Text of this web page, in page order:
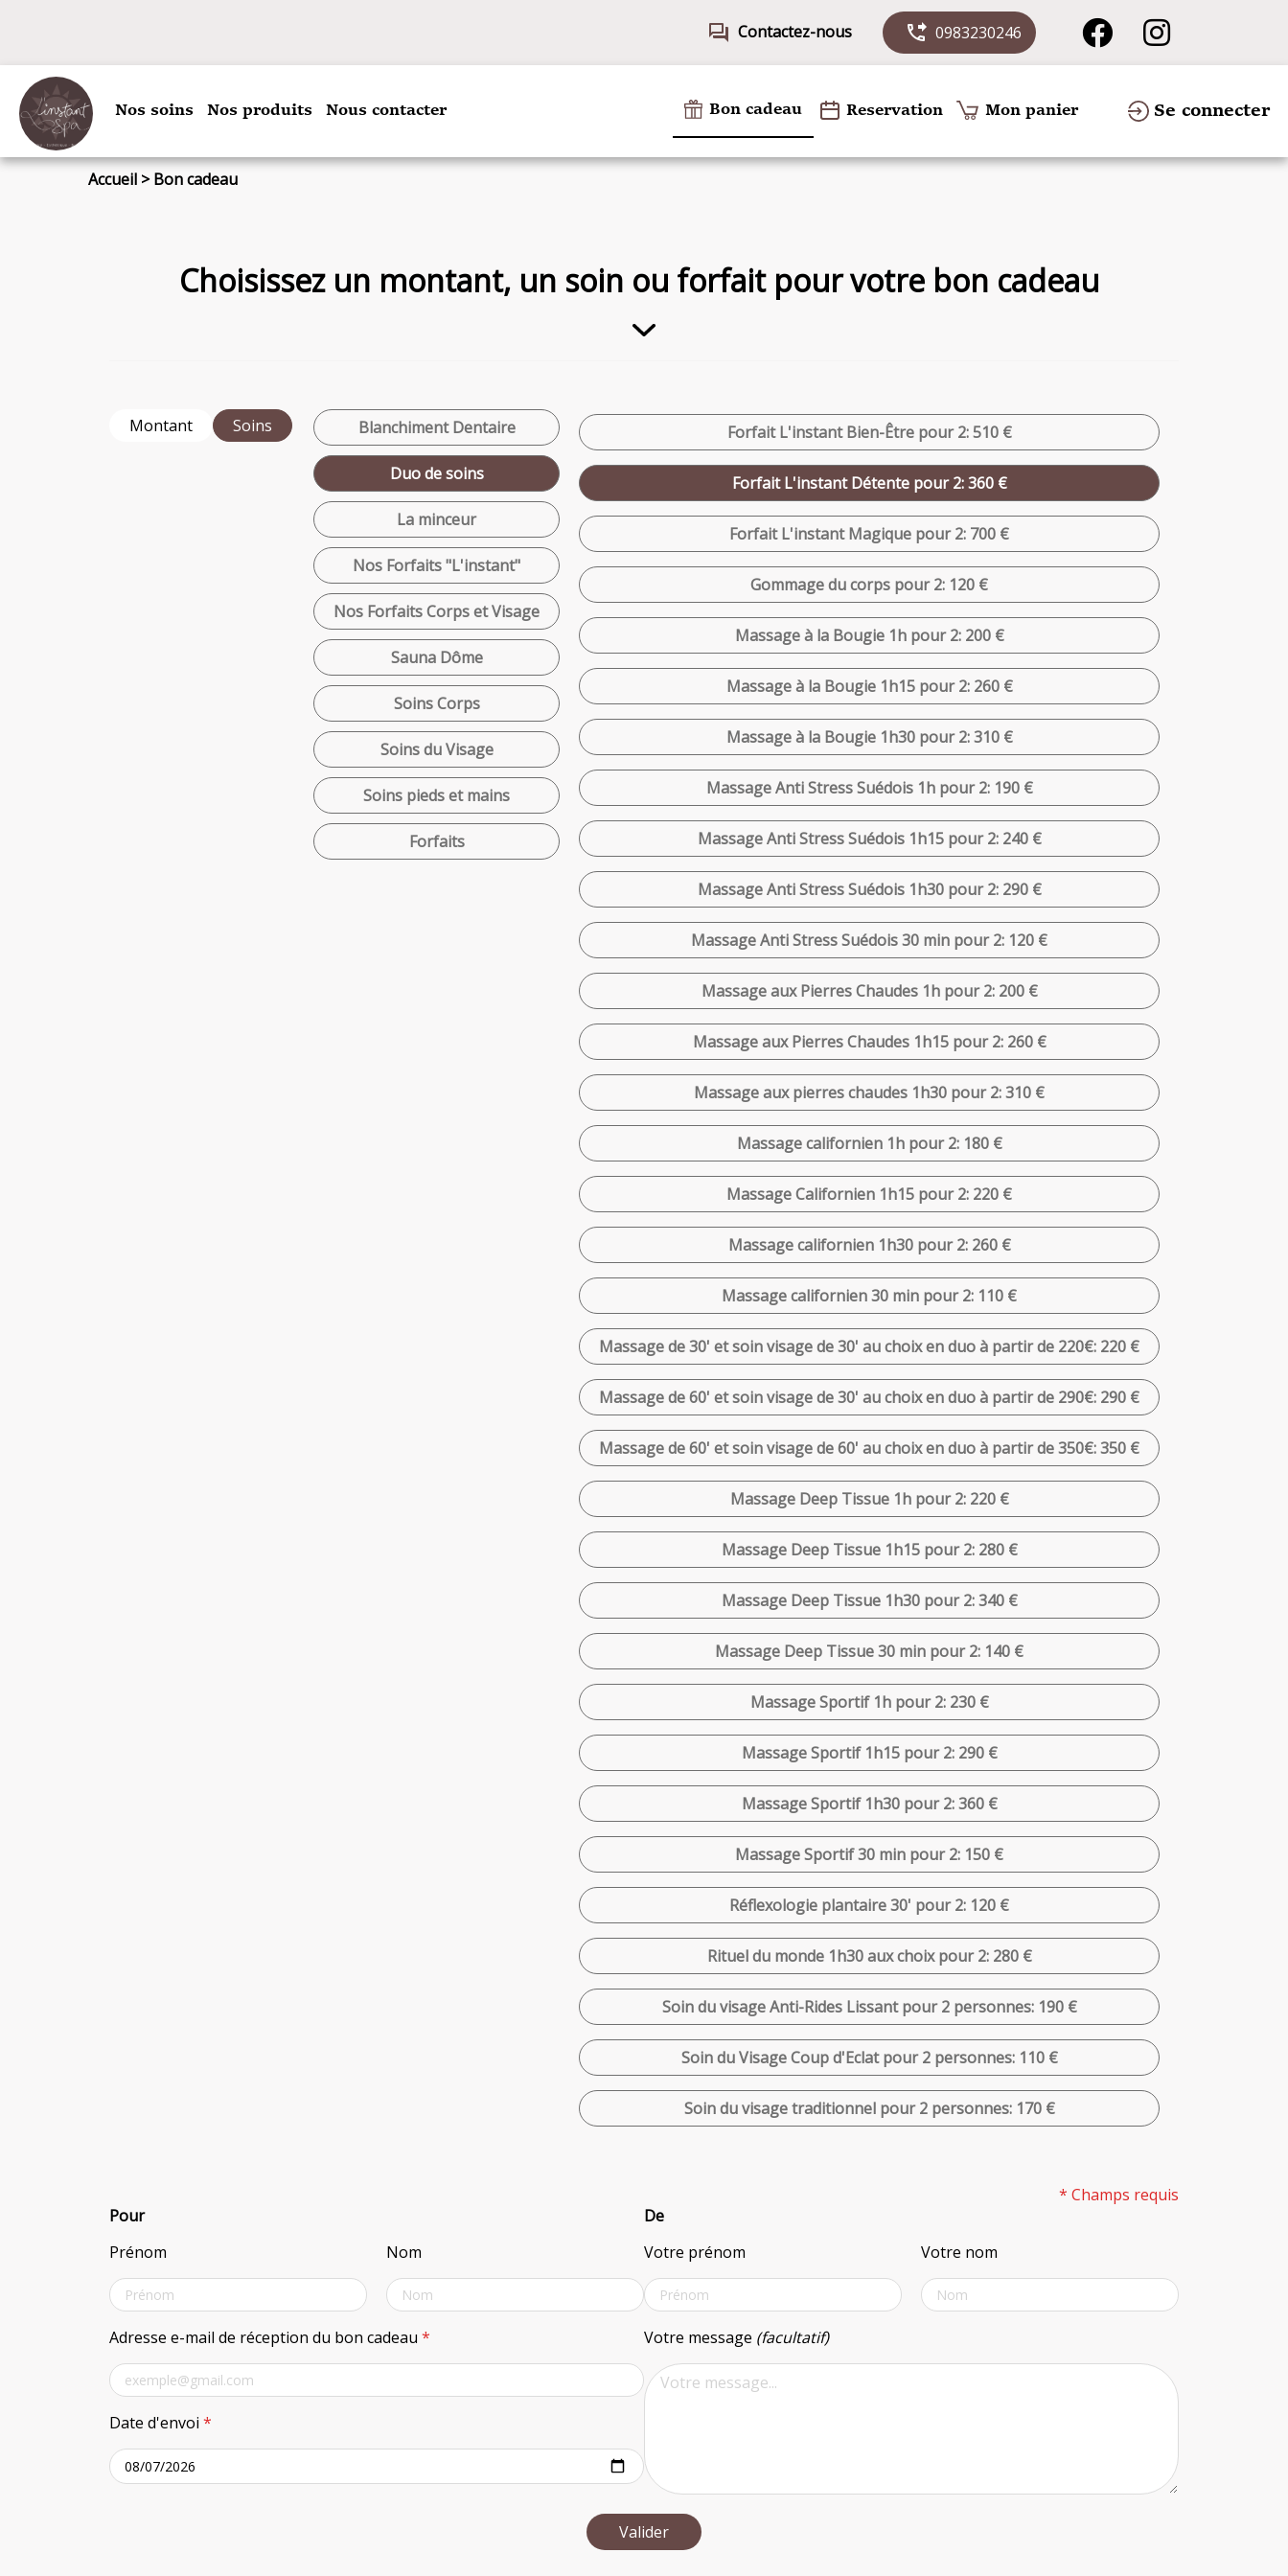
forum Contactez-nous phone_forwarded 0983230246
Nos soins Nos produits Nous contacter Bon cadeau Reservation Mon panier Se connecter
Accueil>Bon cadeau
Choisissez un montant, un soin ou forfait pour votre bon cadeau
Montant Soins Blanchiment Dentaire
Duo de soins
La minceur
Nos Forfaits "L'instant"
Nos Forfaits Corps et Visage
Sauna Dôme
Soins Corps
Soins du Visage
Soins pieds et mains
Forfaits
Forfait L'instant Bien-Être pour 2: 510 €
Forfait L'instant Détente pour 2: 360 €
Forfait L'instant Magique pour 2: 700 €
Gommage du corps pour 2: 120 €
Massage à la Bougie 1h pour 2: 200 €
Massage à la Bougie 1h15 pour 2: 260 €
Massage à la Bougie 1h30 pour 2: 310 €
Massage Anti Stress Suédois 1h pour 2: 190 €
Massage Anti Stress Suédois 1h15 pour 2: 240 €
Massage Anti Stress Suédois 1h30 pour 2: 290 €
Massage Anti Stress Suédois 30 min pour 2: 120 €
Massage aux Pierres Chaudes 1h pour 2: 200 €
Massage aux Pierres Chaudes 1h15 pour 2: 260 €
Massage aux pierres chaudes 1h30 pour 2: 310 €
Massage californien 1h pour 2: 180 €
Massage Californien 1h15 pour 2: 220 €
Massage californien 1h30 pour 2: 260 €
Massage californien 30 min pour 2: 110 €
Massage de 30' et soin visage de 30' au choix en duo à partir de 220€: 220 €
Massage de 60' et soin visage de 30' au choix en duo à partir de 290€: 290 €
Massage de 60' et soin visage de 60' au choix en duo à partir de 350€: 350 €
Massage Deep Tissue 1h pour 2: 220 €
Massage Deep Tissue 1h15 pour 2: 280 €
Massage Deep Tissue 1h30 pour 2: 340 €
Massage Deep Tissue 30 min pour 2: 140 €
Massage Sportif 1h pour 2: 230 €
Massage Sportif 1h15 pour 2: 290 €
Massage Sportif 1h30 pour 2: 360 €
Massage Sportif 30 min pour 2: 150 €
Réflexologie plantaire 30' pour 2: 120 €
Rituel du monde 1h30 aux choix pour 2: 280 €
Soin du visage Anti-Rides Lissant pour 2 personnes: 190 €
Soin du Visage Coup d'Eclat pour 2 personnes: 110 €
Soin du visage traditionnel pour 2 personnes: 170 €
* Champs requis
Pour
Prénom
Nom
Adresse e-mail de réception du bon cadeau *
Date d'envoi *
De
Votre prénom
Votre nom
Votre message (facultatif)